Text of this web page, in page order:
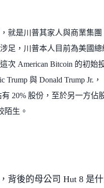
就是川普其家人與商業集團
足，川普本人目前為美國總
次 American Bitcoin 的初始
與 Donald Trump Jr.，
20% 股份，至於另一方佔
陌生。
背後的母公司 Hut 8 是